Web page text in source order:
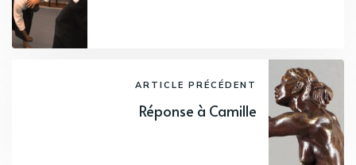
ARTICLE PRÉCÉDENT
Réponse à Camille